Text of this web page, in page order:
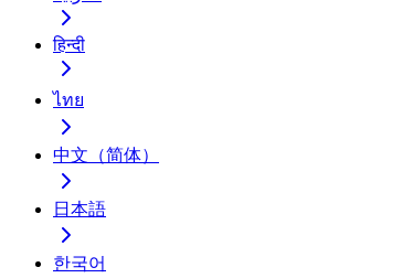
हिन्दी
ไทย
中文（简体）
日本語
한국어